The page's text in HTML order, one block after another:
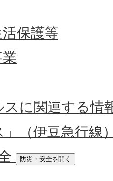
保護等
に関連する情
」（伊豆急行線
防災・安全を開く